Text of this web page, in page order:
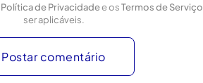
Política de Privacidadee osTermos de Serviço
ser aplicáveis.
Postar comentário